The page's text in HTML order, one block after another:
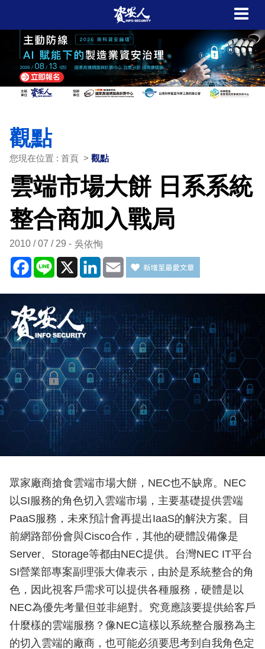
觀點
您現在位置 : 首頁 > 觀點
雲端市場大餅 日系系統
整合商加入戰局
2010 / 07 / 29 吳依恂
Facebook
Line X LinkedIn
Email
眾家廠商搶食雲端市場大餅，NEC也不缺席。NEC
以SI服務的角色切入雲端市場，主要基礎提供雲端
PaaS服務，未來預計會再提出IaaS的解決方案。目
前網路部份會與Cisco合作，其他的硬體設備像是
Server、Storage等都由NEC提供。台灣NEC IT平台
SI營業部專案副理張大偉表示，由於是系統整合的角
色，因此視客戶需求可以提供各種服務，硬體是以
NEC為優先考量但並非絕對。究竟應該要提供給客戶
什麼樣的雲端服務？像NEC這樣以系統整合服務為主
的切入雲端的廠商，也可能必須要思考到自我角色定